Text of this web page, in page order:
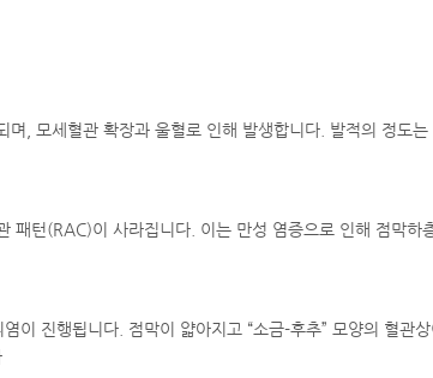
며, 모세혈관 확장과 울혈로 인해 발생합니다 발적의 정도
패턴(RAC)이 사라집니다 이는 만성 염증으로 인해 점막하
이 진행됩니다. 점막이 얇아지고 “소금-후추” 모양의 혈관